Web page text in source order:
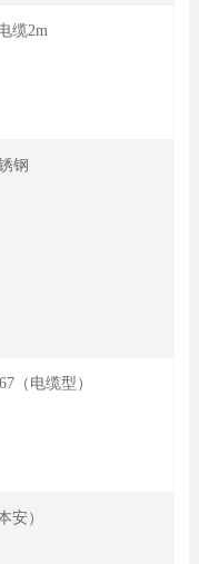
缆2m
钢
（电缆型）
安）